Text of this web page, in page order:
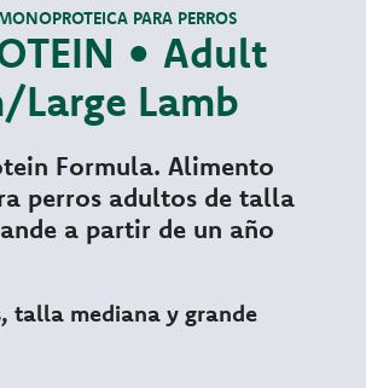
• Adult
Lamb
PARA PERROS
Formula. Alimento
perros adultos de talla
a partir de un año
talla mediana y grande